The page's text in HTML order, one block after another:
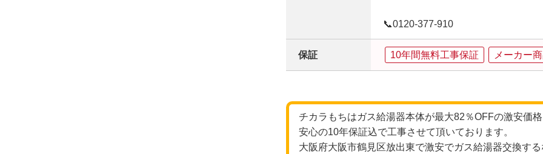
📞0120‐377‐910
保証 10年間無料工事保証 メーカー
チカラもちはガス給湯器本体が最大82％OFFの激安価
安心の10年保証込で工事させて頂いております。
大阪府大阪市鶴見区放出東で激安でガス給湯器交換す